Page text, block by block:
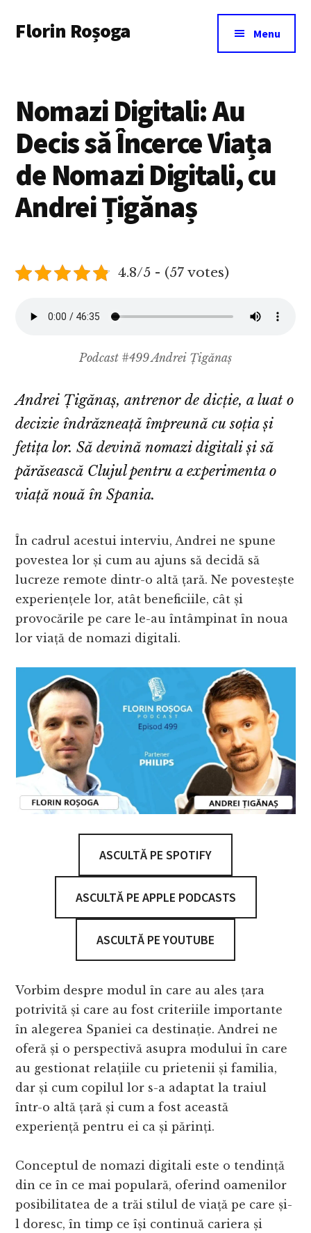
main
menu
Florin Roșoga Menu
Nomazi Digitali: Au
Decis să Încerce Viața
de Nomazi Digitali, cu
Andrei Țigănaș
4.8/5 - (57 votes)
Podcast #499 Andrei Țigănaș
Andrei Țigănaș, antrenor de dicție, a luat o
decizie îndrăzneață împreună cu soția și
fetița lor. Să devină nomazi digitali și să
părăsească Clujul pentru a experimenta o
viață nouă în Spania.
În cadrul acestui interviu, Andrei ne spune
povestea lor și cum au ajuns să decidă să
lucreze remote dintr-o altă țară. Ne povestește
experiențele lor, atât beneficiile, cât și
provocările pe care le-au întâmpinat în noua
lor viață de nomazi digitali.
ASCULTĂ PE SPOTIFY
ASCULTĂ PE APPLE PODCASTS
ASCULTĂ PE YOUTUBE
Vorbim despre modul în care au ales țara
potrivită și care au fost criteriile importante
în alegerea Spaniei ca destinație. Andrei ne
oferă și o perspectivă asupra modului în care
au gestionat relațiile cu prietenii și familia,
dar și cum copilul lor s-a adaptat la traiul
într-o altă țară și cum a fost această
experiență pentru ei ca și părinți.
Conceptul de nomazi digitali este o tendință
din ce în ce mai populară, oferind oamenilor
posibilitatea de a trăi stilul de viață pe care și-
l doresc, în timp ce își continuă cariera și